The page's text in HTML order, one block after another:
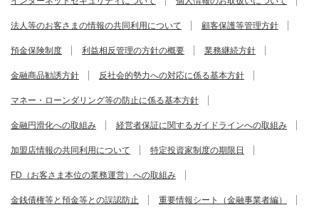
法人等のお客さまの情報の共同利用について 顧客保護等管理方針
預金保険制度 利益相反管理の方針の概要 業務継続方針
金融商品勧誘方針 反社会的勢力への対応に係る基本方針
マネー・ローンダリング等の防止に係る基本方針
金融円滑化への取組み 経営者保証に関するガイドラインへの取組み
加盟店情報の共同利用について 特定投資家制度の期限日
FD（お客さま本位の業務運営）への取組み
金銭債権等と預金等との誤認防止 重要情報シート（金融事業者編）